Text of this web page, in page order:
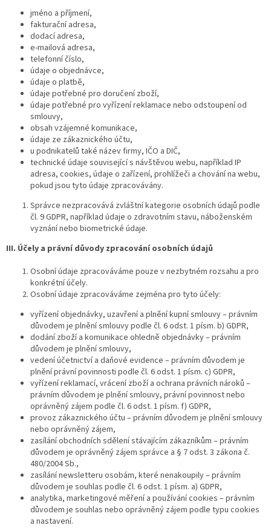
jméno a příjmení,
fakturační adresa,
dodací adresa,
e-mailová adresa,
telefonní číslo,
údaje o objednávce,
údaje o platbě,
údaje potřebné pro doručení zboží,
údaje potřebné pro vyřízení reklamace nebo odstoupení od
smlouvy,
obsah vzájemné komunikace,
údaje ze zákaznického účtu,
u podnikatelů také název firmy, IČO a DIČ,
technické údaje související s návštěvou webu, například IP
adresa, cookies, údaje o zařízení, prohlížeči a chování na webu,
pokud jsou tyto údaje zpracovávány.
Správce nezpracovává zvláštní kategorie osobních údajů podle
čl. 9 GDPR, například údaje o zdravotním stavu, náboženském
vyznání nebo biometrické údaje.
III. Účely a právní důvody zpracování osobních údajů
Osobní údaje zpracováváme pouze v nezbytném rozsahu a pro
konkrétní účely.
Osobní údaje zpracováváme zejména pro tyto účely:
vyřízení objednávky, uzavření a plnění kupní smlouvy – právním
důvodem je plnění smlouvy podle čl. 6 odst. 1 písm. b) GDPR,
dodání zboží a komunikace ohledně objednávky – právním
důvodem je plnění smlouvy,
vedení účetnictví a daňové evidence – právním důvodem je
plnění právní povinnosti podle čl. 6 odst. 1 písm. c) GDPR,
vyřízení reklamací, vrácení zboží a ochrana právních nároků –
právním důvodem je plnění smlouvy, právní povinnost nebo
oprávněný zájem podle čl. 6 odst. 1 písm. f) GDPR,
provoz zákaznického účtu – právním důvodem je plnění smlouvy
nebo oprávněný zájem,
zasílání obchodních sdělení stávajícím zákazníkům – právním
důvodem je oprávněný zájem správce a § 7 odst. 3 zákona č.
480/2004 Sb.,
zasílání newsletteru osobám, které nenakoupily – právním
důvodem je souhlas podle čl. 6 odst. 1 písm. a) GDPR,
analytika, marketingové měření a používání cookies – právním
důvodem je souhlas nebo oprávněný zájem podle typu cookies
a nastavení.